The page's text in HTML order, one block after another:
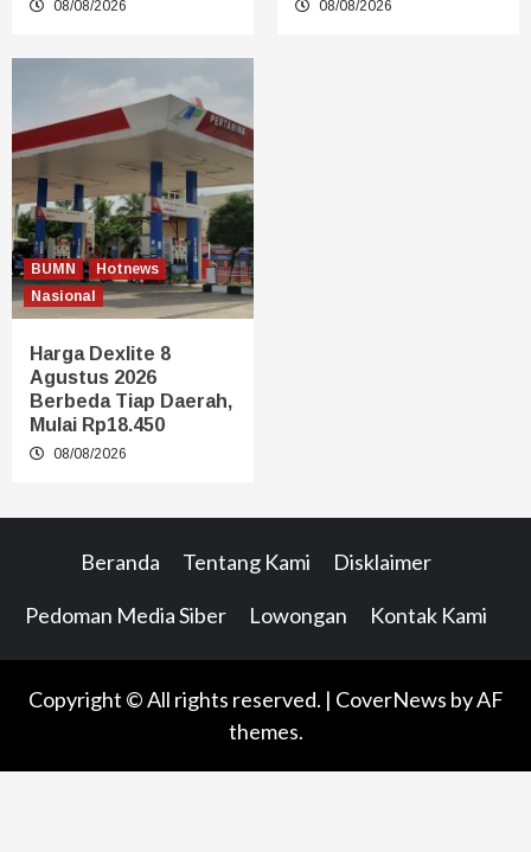
08/08/2026 08/08/2026
BUMN
Hotnews
Nasional
Harga Dexlite 8
Agustus 2026
Berbeda Tiap Daerah,
Mulai Rp18.450
08/08/2026
Beranda Tentang Kami Disklaimer
Pedoman Media Siber Lowongan Kontak Kami
Copyright © All rights reserved. | CoverNews by AF
themes.